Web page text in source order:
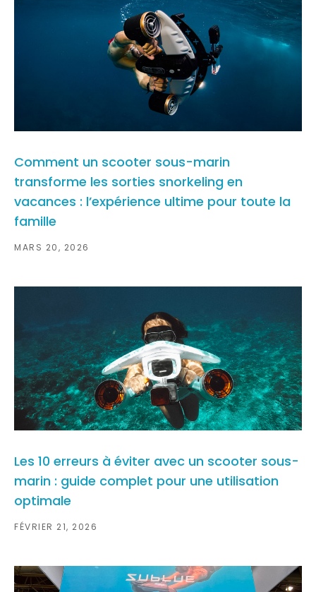
Comment un scooter sous-marin
transforme les sorties snorkeling en
vacances : l’expérience ultime pour toute la
famille
MARS 20, 2026
Les 10 erreurs à éviter avec un scooter sous-
marin : guide complet pour une utilisation
optimale
FÉVRIER 21, 2026